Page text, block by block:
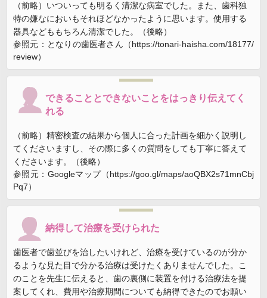
（前略）いついっても明るく清潔な病室でした。また、歯科独
特の嫌なにおいもそれほどなかったように思います。使用する
器具などももちろん清潔でした。（後略）
参照元：となりの歯医者さん（https://tonari-haisha.com/18177/
review）
できることとできないことをはっきり伝えてく
れる
（前略）精密検査の結果から個人に合った計画を細かく説明し
てくださいますし、その際に多くの質問をしても丁寧に答えて
くださいます。（後略）
参照元：Googleマップ（https://goo.gl/maps/aoQBX2s71mnCbj
Pq7）
納得して治療を受けられた
歯医者で歯並びを治したいけれど、治療を受けているのが分か
るような見た目で分かる治療は受けたくありませんでした。こ
のことを先生に伝えると、歯の裏側に装置を付ける治療法を提
案してくれ、費用や治療期間についても納得できたのでお願い